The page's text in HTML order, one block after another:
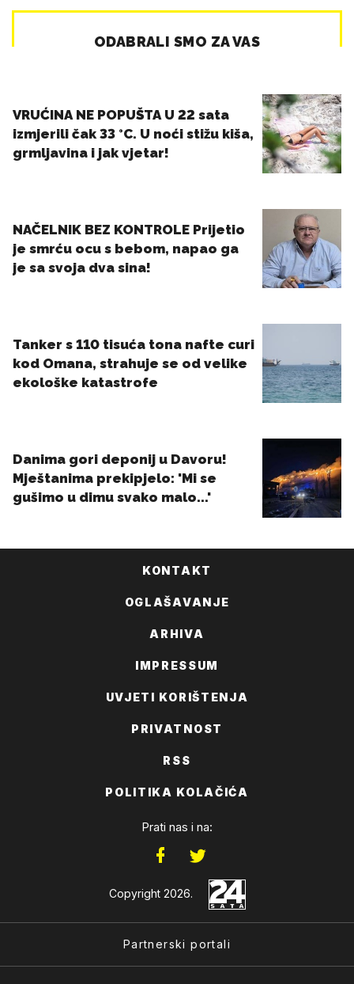
KONTAKT
OGLAŠAVANJE
ARHIVA
IMPRESSUM
UVJETI KORIŠTENJA
PRIVATNOST
RSS
POLITIKA KOLAČIĆA
Prati nas i na:
Copyright 2026.
Partnerski portali